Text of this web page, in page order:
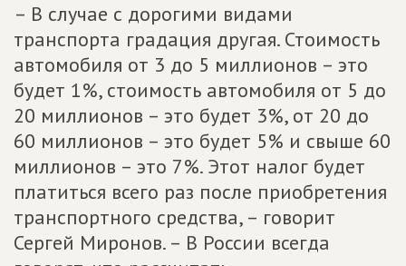
– В случае с дорогими видами
транспорта градация другая. Стоимость
автомобиля от 3 до 5 миллионов – это
будет 1%, стоимость автомобиля от 5 до
20 миллионов – это будет 3%, от 20 до
60 миллионов – это будет 5% и свыше 60
миллионов – это 7%. Этот налог будет
платиться всего раз после приобретения
транспортного средства, – говорит
Сергей Миронов. – В России всегда